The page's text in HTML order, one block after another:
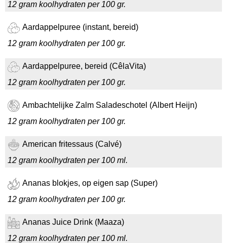
12 gram koolhydraten per 100 gr.
Aardappelpuree (instant, bereid)
12 gram koolhydraten per 100 gr.
Aardappelpuree, bereid (CêlaVita)
12 gram koolhydraten per 100 gr.
Ambachtelijke Zalm Saladeschotel (Albert Heijn)
12 gram koolhydraten per 100 gr.
American fritessaus (Calvé)
12 gram koolhydraten per 100 ml.
Ananas blokjes, op eigen sap (Super)
12 gram koolhydraten per 100 gr.
Ananas Juice Drink (Maaza)
12 gram koolhydraten per 100 ml.